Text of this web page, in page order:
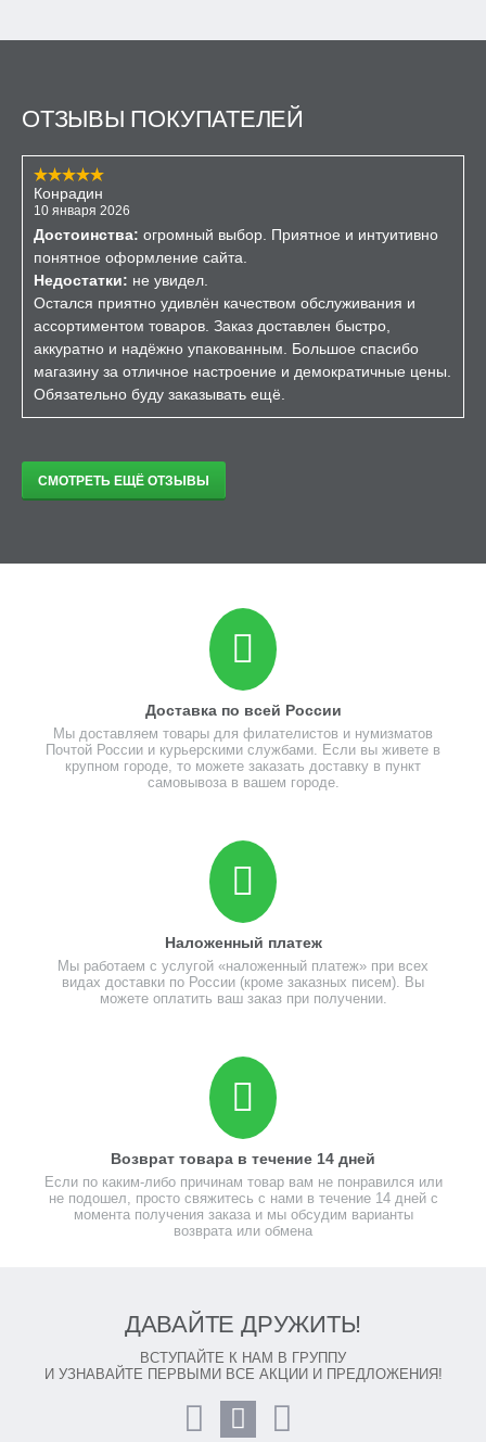
ОТЗЫВЫ ПОКУПАТЕЛЕЙ
Конрадин
10 января 2026
Достоинства: огромный выбор. Приятное и интуитивно
понятное оформление сайта.
Недостатки: не увидел.
Остался приятно удивлён качеством обслуживания и
ассортиментом товаров. Заказ доставлен быстро,
аккуратно и надёжно упакованным. Большое спасибо
магазину за отличное настроение и демократичные цены.
Обязательно буду заказывать ещё.
СМОТРЕТЬ ЕЩЁ ОТЗЫВЫ
Доставка по всей России
Мы доставляем товары для филателистов и нумизматов
Почтой России и курьерскими службами. Если вы живете в
крупном городе, то можете заказать доставку в пункт
самовывоза в вашем городе.
Наложенный платеж
Мы работаем с услугой «наложенный платеж» при всех
видах доставки по России (кроме заказных писем). Вы
можете оплатить ваш заказ при получении.
Возврат товара в течение 14 дней
Если по каким-либо причинам товар вам не понравился или
не подошел, просто свяжитесь с нами в течение 14 дней с
момента получения заказа и мы обсудим варианты
возврата или обмена
ДАВАЙТЕ ДРУЖИТЬ!
ВСТУПАЙТЕ К НАМ В ГРУППУ
И УЗНАВАЙТЕ ПЕРВЫМИ ВСЕ АКЦИИ И ПРЕДЛОЖЕНИЯ!